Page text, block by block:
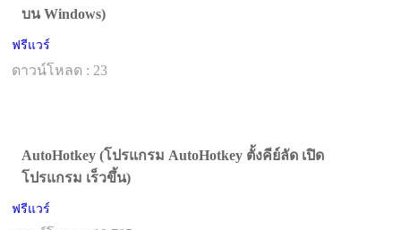
บน Windows)
ฟรีแวร์
ดาวน์โหลด : 23
AutoHotkey (โปรแกรม AutoHotkey ตั้งคีย์ลัด เปิด
โปรแกรม เร็วขึ้น)
ฟรีแวร์